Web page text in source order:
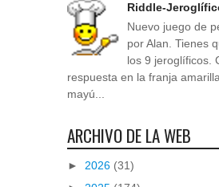
Riddle-
Nuevo juego de
por Alan. Tienes
los 9 jeroglíficos.
respuesta en la franja
mayú...
ARCHIVO DE LA WEB
► 2026 (31)